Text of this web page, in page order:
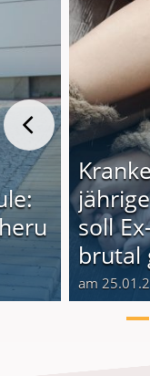
soll
brutal
am